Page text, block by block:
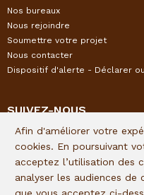
Nos bureaux
Nous rejoindre
Soumettre votre projet
Nous contacter
Dispositif d'alerte - Déclarer
SUIVEZ-NOUS
Restez informés de l'actualité
newsletter trimestrielle :
Lien d'inscription
Afin d'améliorer votre
cookies. En poursuivant
acceptez l’utilisation des
analyser les audiences de